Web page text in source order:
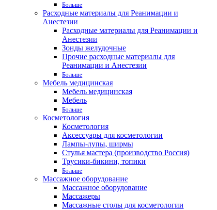
Больше
Расходные материалы для Реанимации и
Анестезии
Расходные материалы для Реанимации и
Анестезии
Зонды желудочные
Прочие расходные материалы для
Реанимации и Анестезии
Больше
Мебель медицинская
Мебель медицинская
Мебель
Больше
Косметология
Косметология
Аксессуары для косметологии
Лампы-лупы, ширмы
Стулья мастера (производство Россия)
Трусики-бикини, топики
Больше
Массажное оборудование
Массажное оборудование
Массажеры
Массажные столы для косметологии